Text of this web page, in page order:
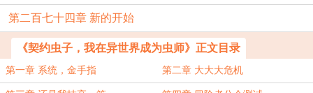
第二百七十四章 新的开始
《契约虫子，我在异世界成为虫师》正文目录
第一章 系统，金手指 第二章 大大大危机